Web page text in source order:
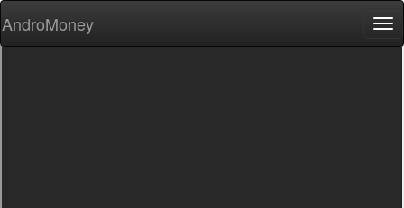
AndroMoney